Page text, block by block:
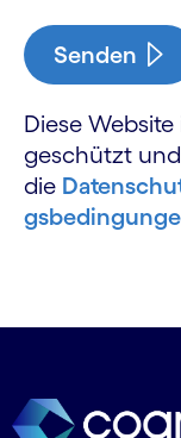
Senden
Diese
geschützt
die